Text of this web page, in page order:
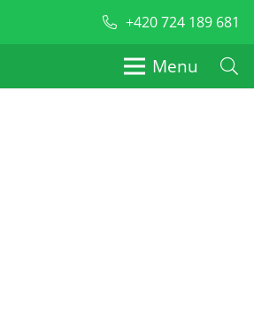
+420 724 189 681
Menu